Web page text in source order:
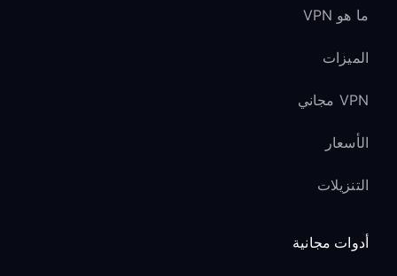
ما هو VPN
الميزات
VPN مجاني
الأسعار
التنزيلات
أدوات مجانية